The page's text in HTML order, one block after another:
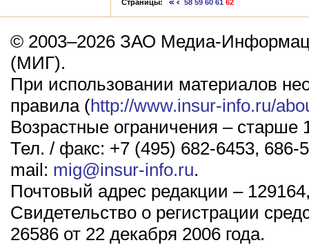
Страницы: 58 59 60 61 62
© 2003–2026 ЗАО Медиа-
(МИГ).
При использовании материалов
правила (http://www.insur-info.ru/
Возрастные ограничения – старше
Тел. / факс: +7 (495) 682-6453, 686-
mail: mig@insur-info.ru.
Почтовый адрес редакции –
Свидетельство о регистрации
26586 от 22 декабря 2006 года.